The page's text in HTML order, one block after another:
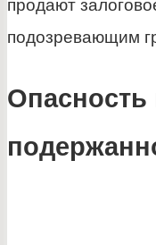
продают
подозревающим
Опасность